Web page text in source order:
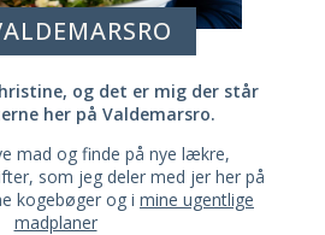
og det er mig der står
her på Valdemarsro.
mad og finde på nye lækre,
som jeg deler med jer her på
kogebøger og i mine ugentlige
madplaner